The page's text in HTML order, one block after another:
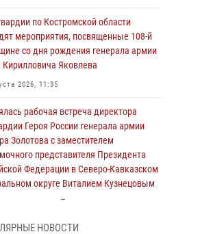
по Костромской области
мероприятия, посвященные 108-й
со дня рождения генерала армии
Кирилловича Яковлева
2026, 11:35
рабочая встреча директора
Героя России генерала армии
Золотова с заместителем
представителя Президента
Федерации в Северо-Кавказском
округе Виталием Кузнецовым
знакомят костромичей со
НОВОСТИ